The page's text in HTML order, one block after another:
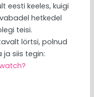
eesti keeles, kuigi
hetkedel
teisi.
lörtsi, polnud
siis tegin: